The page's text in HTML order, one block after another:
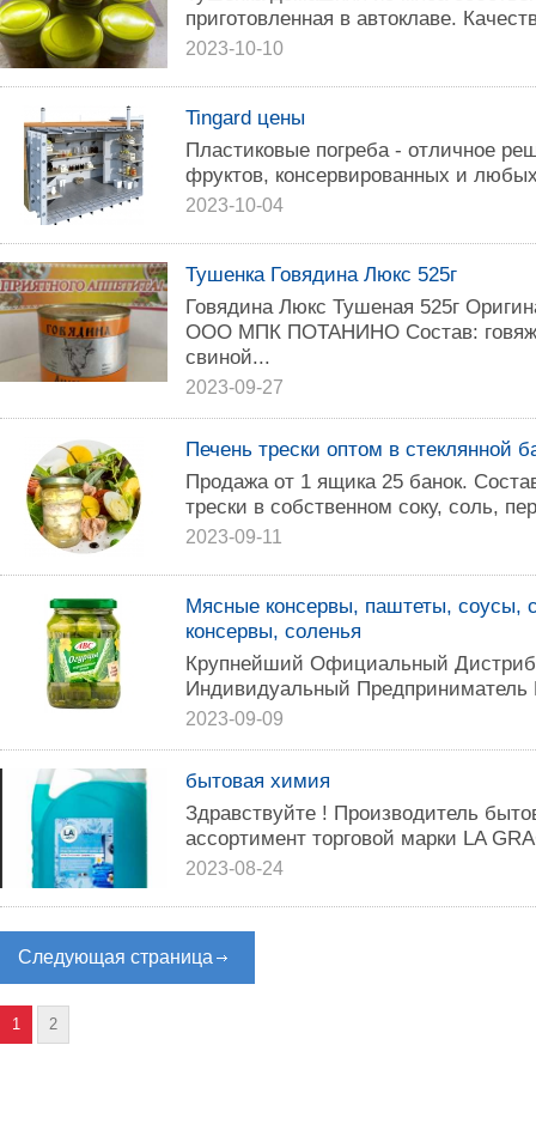
приготовленная в автоклаве.
2023-10-10
Tingard цены
Пластиковые погреба - отличное
фруктов, консервированных и
2023-10-04
Тушенка Говядина Люкс 525г
Говядина Люкс Тушеная 525г
ООО МПК ПОТАНИНО Состав:
свиной...
2023-09-27
Печень трески оптом в стеклянной
Продажа от 1 ящика 25 банок.
трески в собственном соку, соль,
2023-09-11
Мясные консервы, паштеты, соусы,
консервы, соленья
Крупнейший Официальный
Индивидуальный
2023-09-09
бытовая химия
Здравствуйте ! Производитель
ассортимент торговой марки LA
2023-08-24
Следующая страница
1 2